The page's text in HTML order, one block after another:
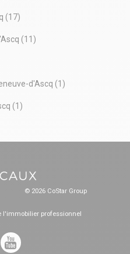
(17)
(11)
d'Ascq (1)
(1)
© 2026 CoStar Group
l'immobilier professionnel